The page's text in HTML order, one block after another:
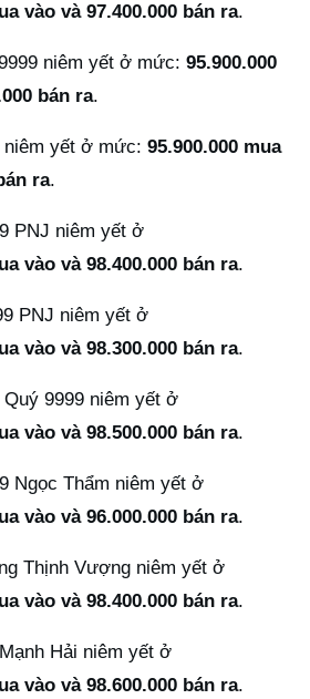
vào và 97.400.000 bán ra.
niêm yết ở mức: 95.900.000
bán ra.
niêm yết ở mức: 95.900.000 mua
ra.
PNJ niêm yết ở
vào và 98.400.000 bán ra.
PNJ niêm yết ở
vào và 98.300.000 bán ra.
9999 niêm yết ở
vào và 98.500.000 bán ra.
Ngọc Thẩm niêm yết ở
vào và 96.000.000 bán ra.
Thịnh Vượng niêm yết ở
vào và 98.400.000 bán ra.
Hải niêm yết ở
vào và 98.600.000 bán ra.